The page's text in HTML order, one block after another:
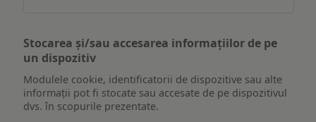
Stocarea și/sau accesarea informațiilor de pe
un dispozitiv
Modulele cookie, identificatorii de dispozitive sau alte
informații pot fi stocate sau accesate de pe dispozitivul
dvs. în scopurile prezentate.